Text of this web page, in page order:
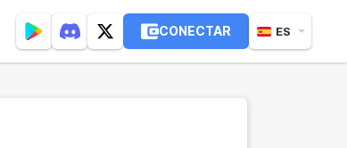
CONECTAR ES